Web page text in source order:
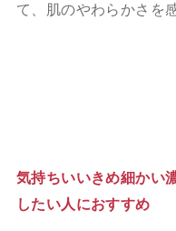
て、肌のやわらかさを
気持ちいいきめ細かい
したい人におすすめ